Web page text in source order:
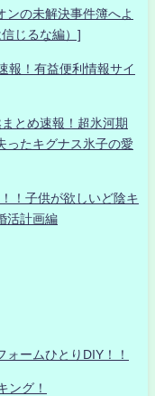
ンの未解決事件簿へよ
じるな編）]
！有益便利情報サイ
とめ速報！超氷河期
ったキグナス氷子の愛
！子供が欲しいど陰キ
活計画編
ームひとりDIY！！
ング！